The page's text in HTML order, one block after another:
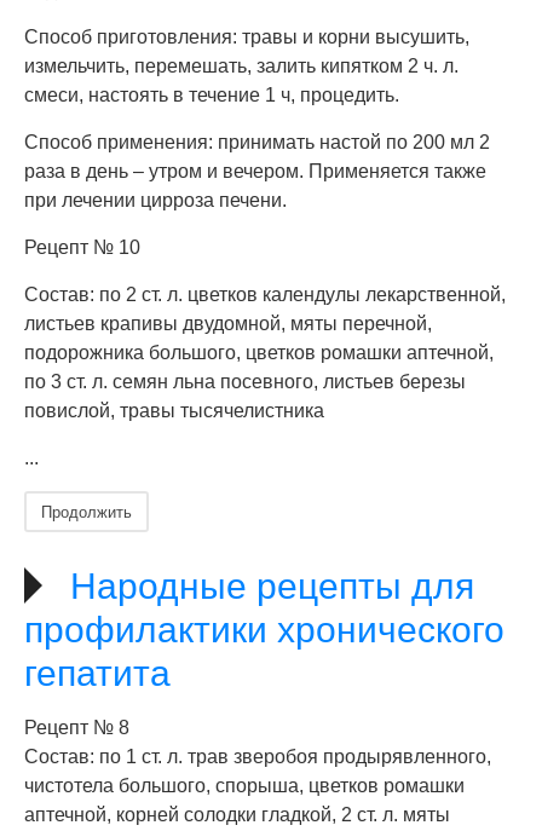
Способ приготовления: травы и корни высушить,
измельчить, перемешать, залить кипятком 2 ч. л.
смеси, настоять в течение 1 ч, процедить.
Способ применения: принимать настой по 200 мл 2
раза в день – утром и вечером. Применяется также
при лечении цирроза печени.
Рецепт № 10
Состав: по 2 ст. л. цветков календулы лекарственной,
листьев крапивы двудомной, мяты перечной,
подорожника большого, цветков ромашки аптечной,
по 3 ст. л. семян льна посевного, листьев березы
повислой, травы тысячелистника
...
Продолжить
Народные рецепты для
профилактики хронического
гепатита
Рецепт № 8
Состав: по 1 ст. л. трав зверобоя продырявленного,
чистотела большого, спорыша, цветков ромашки
аптечной, корней солодки гладкой, 2 ст. л. мяты